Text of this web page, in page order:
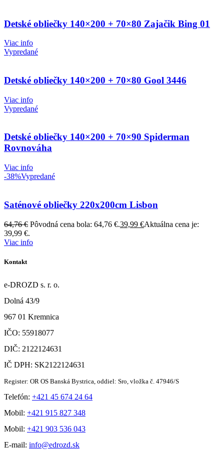
Detské obliečky 140×200 + 70×80 Zajačik Bing 01
Viac info
Vypredané
Detské obliečky 140×200 + 70×80 Gool 3446
Viac info
Vypredané
Detské obliečky 140×200 + 70×90 Spiderman
Rovnováha
Viac info
-38%Vypredané
Saténové obliečky 220x200cm Lisbon
64,76€ Pôvodná cena bola: 64,76 €.39,99 €Aktuálna cena je:
39,99 €.
Viac info
Kontakt
e-DROZD s. r. o.
Dolná 43/9
967 01 Kremnica
IČO: 55918077
DIČ: 2122124631
IČ DPH: SK2122124631
Register: OR OS Banská Bystrica, oddiel: Sro, vložka č. 47946/S
Telefón: +421 45 674 24 64
Mobil: +421 915 827 348
Mobil: +421 903 536 043
E-mail: info@edrozd.sk